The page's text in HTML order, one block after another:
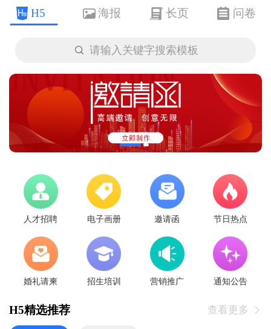
H5 海报 长页 问卷
 请输入关键字搜索模板
人才招聘 电子画册 邀请函 节日热点
婚礼请柬 招生培训 营销推广 通知公告
H5精选推荐 查看更多 